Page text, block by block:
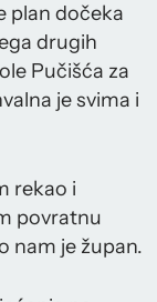
plan dočeka
drugih
Pučišća za
je svima i
rekao i
povratnu
nam je župan.